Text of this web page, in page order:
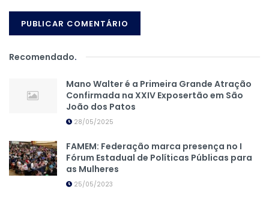
Recomendado.
Mano Walter é a Primeira Grande Atração
Confirmada na XXIV Exposertão em São
João dos Patos
28/05/2025
FAMEM: Federação marca presença no I
Fórum Estadual de Políticas Públicas para
as Mulheres
25/05/2023